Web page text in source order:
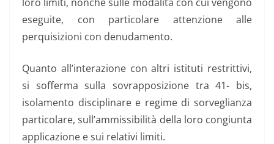
eseguite, con particolare attenzione alle
perquisizioni con denudamento.
Quanto all’interazione con altri istituti restrittivi,
si sofferma sulla sovrapposizione tra 41- bis,
isolamento disciplinare e regime di sorveglianza
particolare, sull’ammissibilità della loro congiunta
applicazione e sui relativi limiti.